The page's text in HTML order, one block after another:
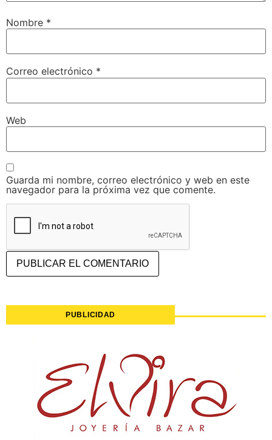
Nombre *
Correo electrónico *
Web
Guarda mi nombre, correo electrónico y web en este
navegador para la próxima vez que comente.
PUBLICIDAD